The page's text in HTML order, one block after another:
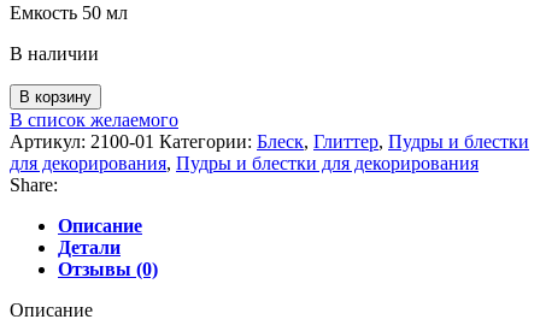
Емкость 50 мл
В наличии
Количество
товара
Блестки
сухие
цвет
В корзину
В список желаемого
Артикул: 2100-01 Категории: Блеск, Глиттер, Пудры и блестки
для декорирования, Пудры и блестки для декорирования
Share:
Описание
Детали
Отзывы (0)
Описание